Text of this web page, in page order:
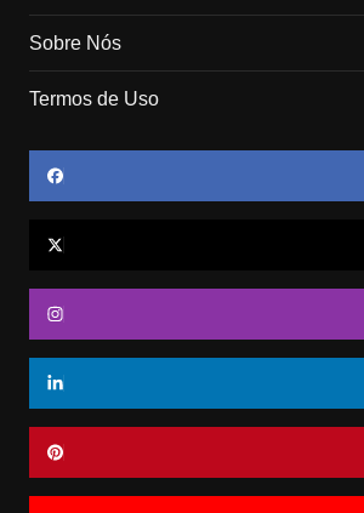
Sobre Nós
Termos de Uso